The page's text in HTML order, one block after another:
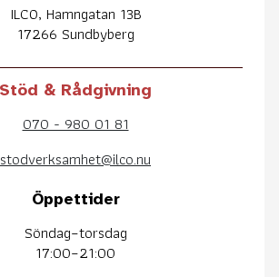
ILCO, Hamngatan 13B
17266 Sundbyberg
Stöd & Rådgivning
070 - 980 01 81
stodverksamhet@ilco.nu
Öppettider
Söndag–torsdag
17:00–21:00